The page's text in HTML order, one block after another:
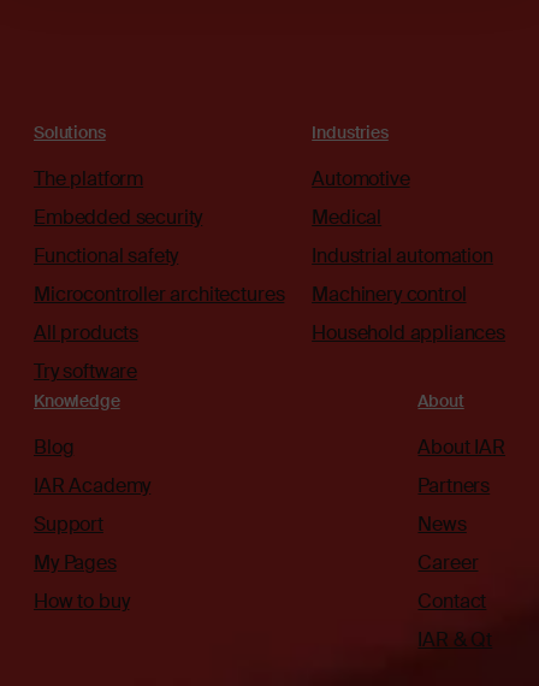
Solutions
The platform
Embedded security
Functional safety
Microcontroller architectures
All products
Try software
Industries
Automotive
Medical
Industrial automation
Machinery control
Household appliances
Knowledge
Blog
IAR Academy
Support
My Pages
How to buy
About
About IAR
Partners
News
Career
Contact
IAR & Qt